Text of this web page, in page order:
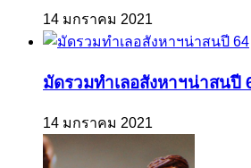
14 มกราคม 2021
มัดรวมทำเลอสังหาฯน่าสนปี
14 มกราคม 2021